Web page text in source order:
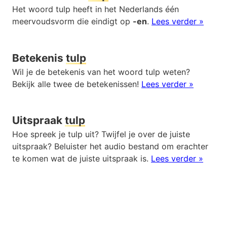
Het woord tulp heeft in het Nederlands één
meervoudsvorm die eindigt op -en. Lees verder »
Betekenis tulp
Wil je de betekenis van het woord tulp weten?
Bekijk alle twee de betekenissen! Lees verder »
Uitspraak tulp
Hoe spreek je tulp uit? Twijfel je over de juiste
uitspraak? Beluister het audio bestand om erachter
te komen wat de juiste uitspraak is. Lees verder »